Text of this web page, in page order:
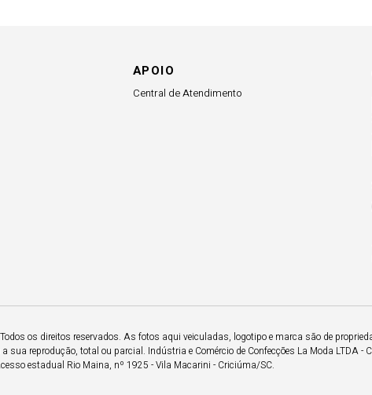
APOIO
Central de Atendimento
os direitos reservados. As fotos aqui veiculadas, logotipo e marca são de
sua reprodução, total ou parcial. Indústria e Comércio de Confecções La Moda LTDA -
estadual Rio Maina, nº 1925 - Vila Macarini - Criciúma/SC.